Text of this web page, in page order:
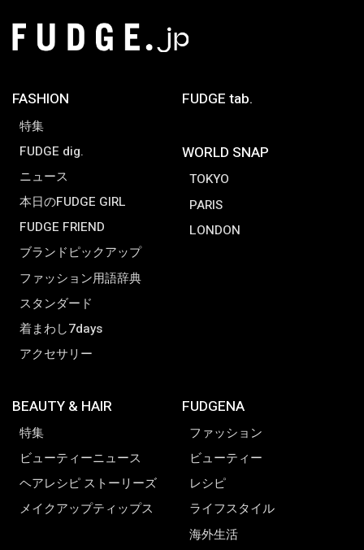
FASHION
特集
FUDGE dig.
ニュース
本日のFUDGE GIRL
FUDGE FRIEND
ブランドピックアップ
ファッション用語辞典
スタンダード
着まわし7days
アクセサリー
FUDGE tab.
WORLD SNAP
TOKYO
PARIS
LONDON
BEAUTY & HAIR
特集
ビューティーニュース
ヘアレシピ ストーリーズ
メイクアップティップス
FUDGENA
ファッション
ビューティー
レシピ
ライフスタイル
海外生活